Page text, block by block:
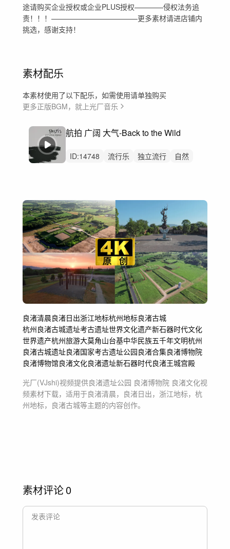
途请购买企业授权或企业PLUS授权————侵权法务追
责！！！————————————更多素材请进店铺内
挑选，感谢支持！
素材配乐
本素材使用了以下配乐，如需使用请单独购买
更多正版BGM，就上光厂音乐
航拍 广阔 大气-Back to the Wild
ID:14748 流行乐 独立流行
自然
良渚清晨良渚日出浙江地标杭州地标良渚古城
杭州良渚古城遗址考古遗址世界文化遗产新石器时代文化
世界遗产杭州旅游大莫角山台基中华民族五千年文明杭州
良渚古城遗址良渚国家考古遗址公园良渚合集良渚博物院
良渚博物馆良渚文化良渚遗址新石器时代良渚王城宫殿
光厂(VJshi)视频提供良渚遗址公园 良渚博物院 良渚文化视
频素材下载，适用于良渚清晨，良渚日出，浙江地标，杭
州地标，良渚古城等主题的内容创作。
素材评论0